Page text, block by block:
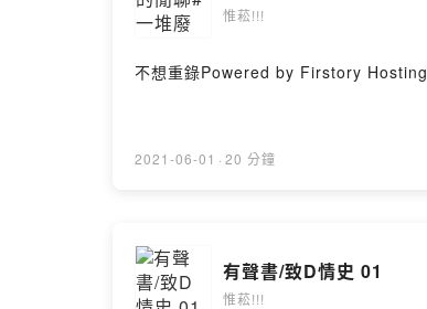
惟菘!!!
不想重錄Powered by Firstory Hosting
2021-06-01 · 20 分鐘
有聲書/致D情史 01
惟菘!!!